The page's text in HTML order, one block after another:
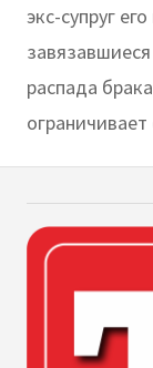
экс-супруг
распада